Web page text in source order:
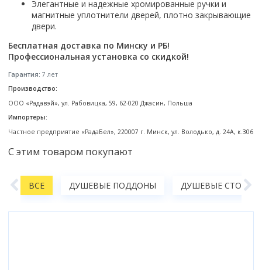
Смотреть все
Способ открывания
С раздвижной дверью
С распашной дверью
Со складной дверью
С открывающейся дверью
Высота кабины
Высокие
До 200 см
Смотреть все
Комплектующие
Элегантные и надежные хромированные ручки и
магнитные уплотнители дверей, плотно закрывающие
двери.
Бесплатная доставка по Минску и РБ!
Профессиональная установка со скидкой!
Гарантия: 7 лет
Производство:
ООО «Радавэй», ул. Рабовицка, 59, 62-020 Джасин, Польша
Импортеры:
Частное предприятие «РадаБел», 220007 г. Минск, ул. Володько, д. 24А, к.306
С этим товаром покупают
ВСЕ ДУШЕВЫЕ ПОДДОНЫ ДУШЕВЫЕ